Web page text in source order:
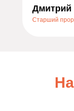
Дмитрий
Старший